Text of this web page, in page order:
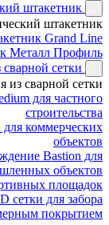
штакетник
штакетник
Grand Line
Металл Профиль
сетки
из сварной сетки
для частного
строительства
коммерческих
объектов
Bastion для
объектов
площадок
сетки для забора
покрытием